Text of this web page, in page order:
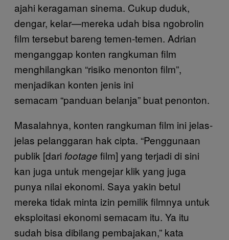
ajahi keragaman sinema. Cukup duduk,
dengar, kelar—mereka udah bisa ngobrolin
film tersebut bareng temen-temen. Adrian
menganggap konten rangkuman film
menghilangkan “risiko menonton film”,
menjadikan konten jenis ini
semacam “panduan belanja” buat penonton.
Masalahnya, konten rangkuman film ini jelas-
jelas pelanggaran hak cipta. “Penggunaan
publik [dari footage film] yang terjadi di sini
kan juga untuk mengejar klik yang juga
punya nilai ekonomi. Saya yakin betul
mereka tidak minta izin pemilik filmnya untuk
eksploitasi ekonomi semacam itu. Ya itu
sudah bisa dibilang pembajakan,” kata